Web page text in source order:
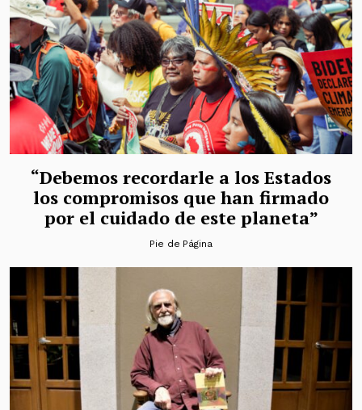
“Debemos recordarle a los Estados
los compromisos que han firmado
por el cuidado de este planeta”
Pie de Página